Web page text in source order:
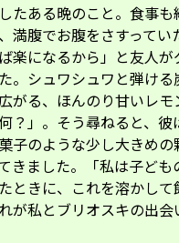
たある晩のこと。食事も
満腹でお腹をさすってい
楽になるから」と友人が
。シュワシュワと弾ける
がる、ほんのり甘いレモ
？」。そう尋ねると、彼
子のような少し大きめの
きました。「私は子ども
ときに、これを溶かして
が私とブリオスキの出会